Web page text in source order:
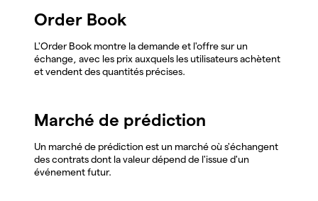
Order Book
L'Order Book montre la demande et l'offre sur un
échange, avec les prix auxquels les utilisateurs achètent
et vendent des quantités précises.
Marché de prédiction
Un marché de prédiction est un marché où s'échangent
des contrats dont la valeur dépend de l'issue d'un
événement futur.